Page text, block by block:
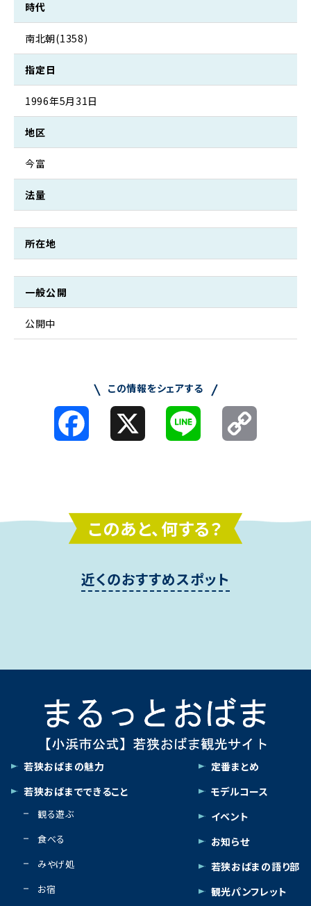
時代
南北朝(1358)
指定日
1996年5月31日
地区
今富
法量
所在地
一般公開
公開中
この情報をシェアする
Facebook
このあと、何する？
近くのおすすめスポット
若狭おばまの魅力
若狭おばまでできること
観る遊ぶ
食べる
みやげ処
お宿
定番まとめ
モデルコース
イベント
お知らせ
若狭おばまの語り部
観光パンフレット